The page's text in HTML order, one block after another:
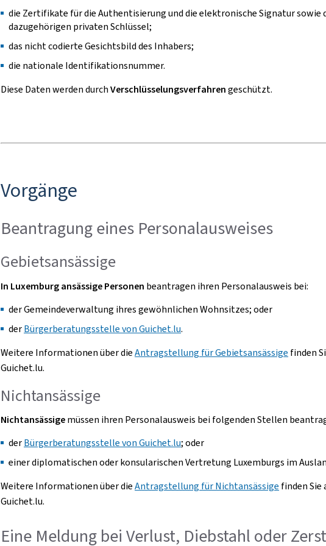
die Zertifikate für die Authentisierung und die elektronische Signatur sowie
dazugehörigen privaten Schlüssel;
das nicht codierte Gesichtsbild des Inhabers;
die nationale Identifikationsnummer.
Diese Daten werden durchVerschlüsselungsverfahrengeschützt.
Vorgänge
Beantragung eines Personalausweises
Gebietsansässige
In Luxemburg ansässige Personen beantragen ihren Personalausweis bei:
der Gemeindeverwaltung ihres gewöhnlichen Wohnsitzes; oder
derBürgerberatungsstelle von Guichet.lu.
Weitere Informationen über dieAntragstellung für Gebietsansässige finden
Guichet.lu.
Nichtansässige
Nichtansässigemüssen ihren Personalausweis bei folgenden Stellen
derBürgerberatungsstelle von Guichet.lu; oder
einer diplomatischen oder konsularischen Vertretung Luxemburgs im
Weitere Informationen über dieAntragstellung für Nichtansässige finden Sie
Guichet.lu.
Eine Meldung bei Verlust, Diebstahl oder